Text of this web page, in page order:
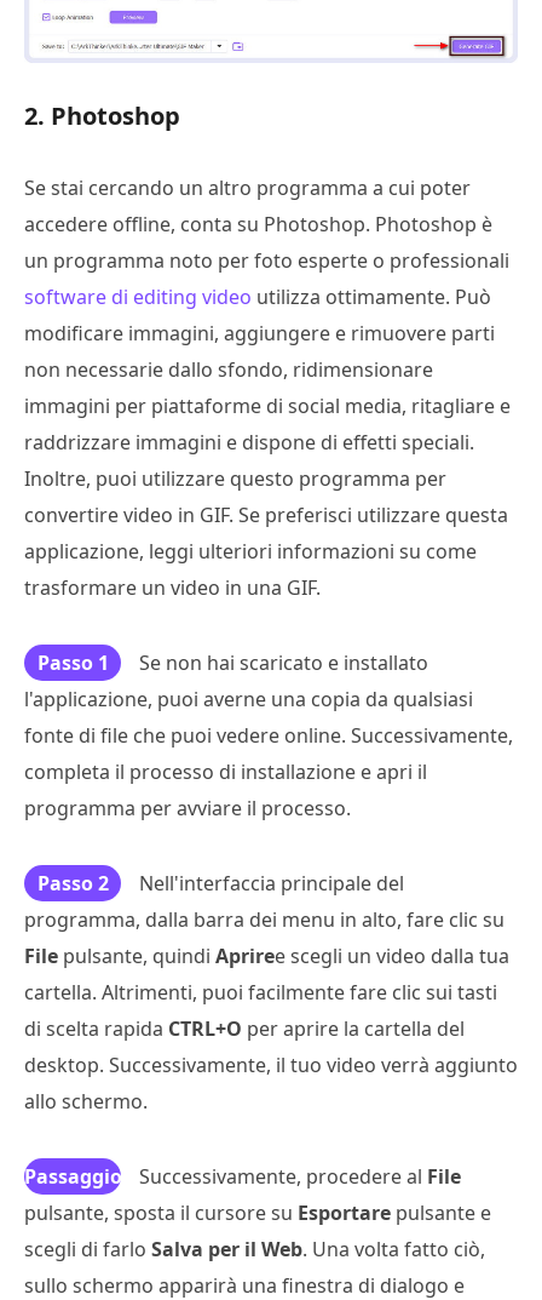
2. Photoshop
Se stai cercando un altro programma a cui poter
accedere offline, conta su Photoshop. Photoshop è
un programma noto per foto esperte o professionali
software di editing video utilizza ottimamente. Può
modificare immagini, aggiungere e rimuovere parti
non necessarie dallo sfondo, ridimensionare
immagini per piattaforme di social media, ritagliare e
raddrizzare immagini e dispone di effetti speciali.
Inoltre, puoi utilizzare questo programma per
convertire video in GIF. Se preferisci utilizzare questa
applicazione, leggi ulteriori informazioni su come
trasformare un video in una GIF.
Passo 1
Se non hai scaricato e installato
l'applicazione, puoi averne una copia da qualsiasi
fonte di file che puoi vedere online. Successivamente,
completa il processo di installazione e apri il
programma per avviare il processo.
Passo 2
Nell'interfaccia principale del
programma, dalla barra dei menu in alto, fare clic su
File pulsante, quindi Apriree scegli un video dalla tua
cartella. Altrimenti, puoi facilmente fare clic sui tasti
di scelta rapida CTRL+O per aprire la cartella del
desktop. Successivamente, il tuo video verrà aggiunto
allo schermo.
Passaggio
3
Successivamente, procedere al File
pulsante, sposta il cursore su Esportare pulsante e
scegli di farlo Salva per il Web. Una volta fatto ciò,
sullo schermo apparirà una finestra di dialogo e